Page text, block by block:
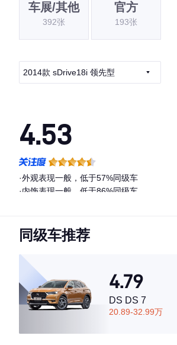
车展/其他
392张
官方
193张
2014款 sDrive18i 领先型
4.53
·外观表现一般，低于57%同级车
·内饰表现一般，低于86%同级车
同级车推荐
4.79
DS DS 7
20.89-32.99万